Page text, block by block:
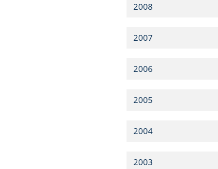
2008
2007
2006
2005
2004
2003